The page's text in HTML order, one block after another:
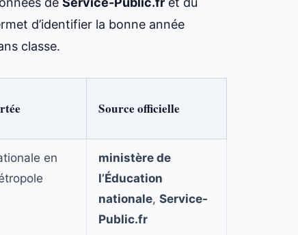
d’identifier la bonne année
classe.
Source officielle
en
ministère de
l’Éducation
nationale,Service-
Public.fr